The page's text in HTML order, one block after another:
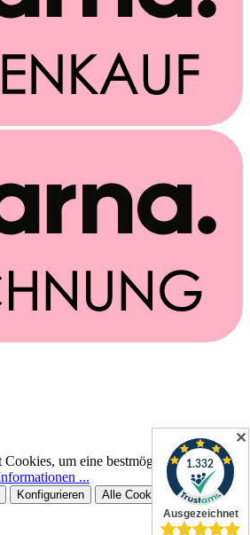
um eine bestmögliche Erfahrung
...
Konfigurieren Alle Cookies akzeptieren
✕